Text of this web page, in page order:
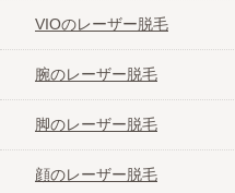
VIOのレーザー脱毛
腕のレーザー脱毛
脚のレーザー脱毛
顔のレーザー脱毛